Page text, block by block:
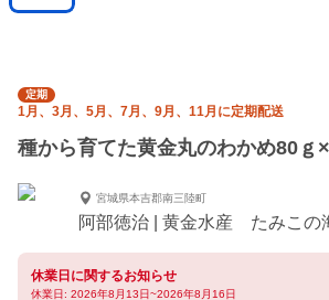
定期
1月、3月、5月、7月、9月、11月に定期配送
種から育てた黄金丸のわかめ80
宮城県本吉郡南三陸町
阿部徳治 | 黄金水産 たみこの
休業日に関するお知らせ
休業日: 2026年8月13日~2026年8月16日